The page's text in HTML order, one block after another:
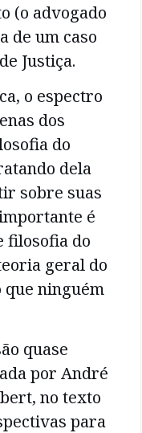
(o advogado
de um caso
Justiça.
o espectro
dos
do
dela
sobre suas
é
filosofia do
geral do
que ninguém
quase
por André
no texto
para